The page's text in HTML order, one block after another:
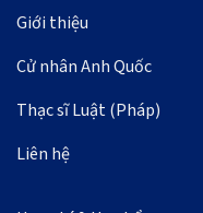
Giới thiệu
Cử nhân Anh Quốc
Thạc sĩ Luật (Pháp)
Liên hệ